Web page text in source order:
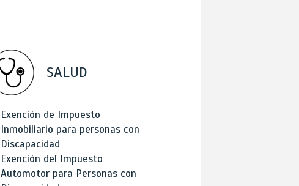
SALUD
Exención de Impuesto
Inmobiliario para personas con
Discapacidad
Exención del Impuesto
Automotor para Personas con